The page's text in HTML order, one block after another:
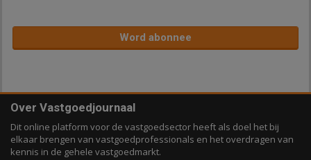
Word abonnee
Over Vastgoedjournaal
Dit online platform voor de vastgoedsector heeft als doel het bij
elkaar brengen van vastgoedprofessionals en het overdragen van
kennis in de gehele vastgoedmarkt.